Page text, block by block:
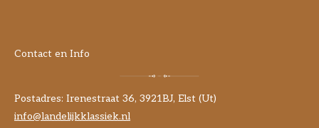
Contact en Info
Postadres: Irenestraat 36, 3921BJ, Elst (Ut)
info@landelijkklassiek.nl